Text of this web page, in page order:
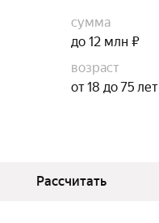
сумма
до 12 млн ₽
возраст
от 18 до 75 лет
Рассчитать